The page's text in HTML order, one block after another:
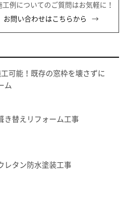
工例についてのご質問はお気軽に！
お問い合わせはこちらから
可能！既存の窓枠を壊さずに
ム
替えリフォーム工事
タン防水塗装工事